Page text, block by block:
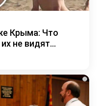
Крыма: Что
не видят...
i